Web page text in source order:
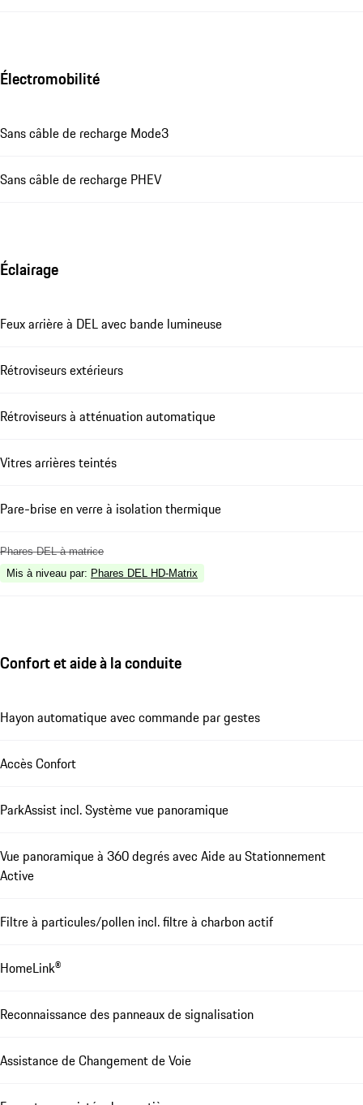
Électromobilité
Sans câble de recharge Mode3
Sans câble de recharge PHEV
Éclairage
Feux arrière à DEL avec bande lumineuse
Rétroviseurs extérieurs
Rétroviseurs à atténuation automatique
Vitres arrières teintés
Pare-brise en verre à isolation thermique
Phares DEL à matrice
Mis à niveau par: Phares DEL HD-Matrix
Confort et aide à la conduite
Hayon automatique avec commande par gestes
Accès Confort
ParkAssist incl. Système vue panoramique
Vue panoramique à 360 degrés avec Aide au Stationnement
Active
Filtre à particules/pollen incl. filtre à charbon actif
HomeLink®
Reconnaissance des panneaux de signalisation
Assistance de Changement de Voie